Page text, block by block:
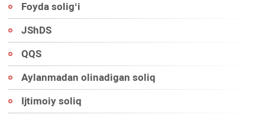
Foyda soligʻi
JShDS
QQS
Aylanmadan olinadigan soliq
Ijtimoiy soliq